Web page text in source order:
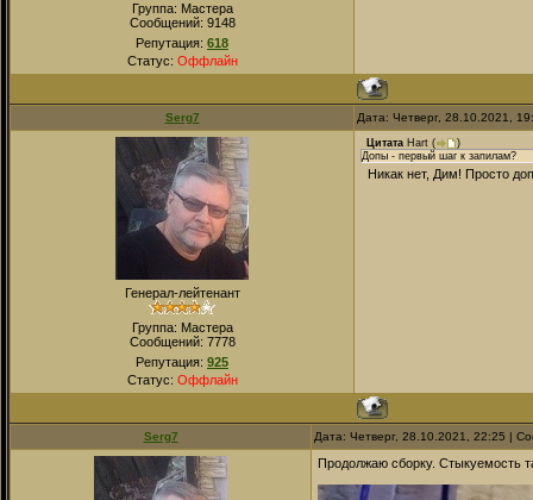
Группа: Мастера
Сообщений: 9148
Репутация: 618
Статус: Оффлайн
Serg7 Дата: Четверг, 28.10.2021,
Генерал-лейтенант
Группа: Мастера
Сообщений: 7778
Репутация: 925
Статус: Оффлайн
Цитата Hart (
)
Допы - первый шаг к запилам?
Никак нет, Дим! Просто
Serg7 Дата: Четверг, 28.10.2021, 22:25 |
Продолжаю сборку. Стыкуемость